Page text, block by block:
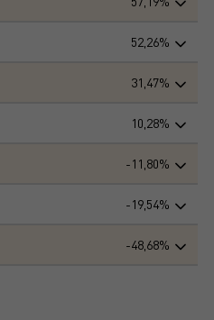
52,26%
31,47%
10,28%
-11,80%
-19,54%
-48,68%